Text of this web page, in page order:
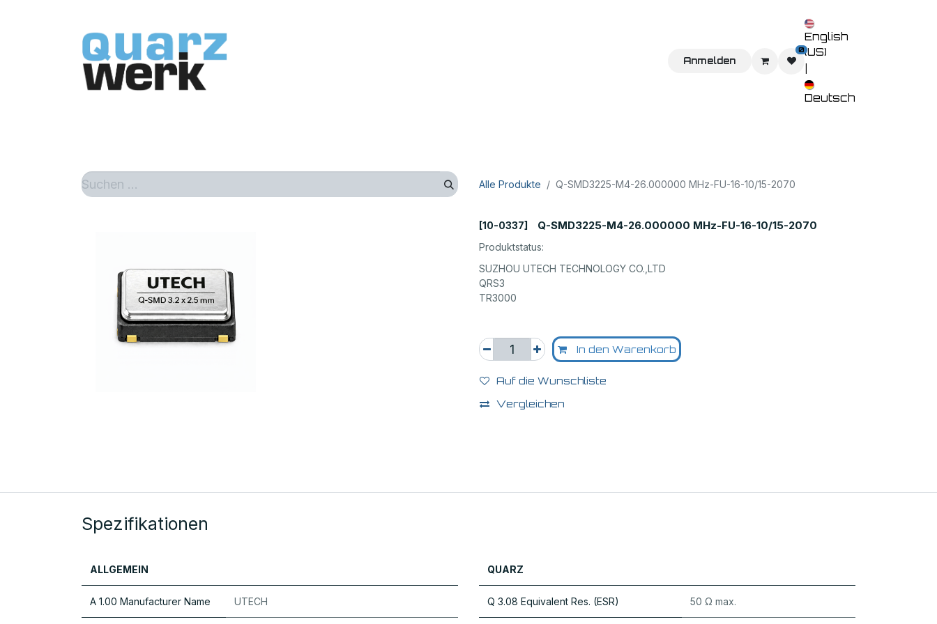
Home Shop Veranstaltungen
Anmelden
0
English
(US)
Deutsch
Alle Produkte Q-SMD3225-M4-26.000000 MHz-FU-16-10/15-2070
[10-0337] Q-SMD3225-M4-26.000000 MHz-FU-16-10/15-2070
Produktstatus:
SUZHOU UTECH TECHNOLOGY CO.,LTD
QRS3
TR3000
In den Warenkorb
Auf die Wunschliste
Vergleichen
Spezifikationen
ALLGEMEIN
A 1.00 Manufacturer Name UTECH
QUARZ
Q 3.08 Equivalent Res. (ESR) 50 Ω max.